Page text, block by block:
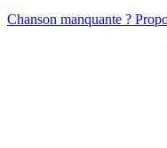
Chanson manquante ?